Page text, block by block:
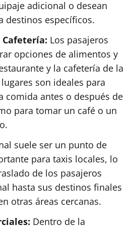
adicional o desean
destinos específicos.
Los pasajeros
opciones de alimentos y
y la cafetería de la
son ideales para
comida antes o después de
para tomar un café o un
suele ser un punto de
para taxis locales, lo
de los pasajeros
hasta sus destinos finales
otras áreas cercanas.
Dentro de la